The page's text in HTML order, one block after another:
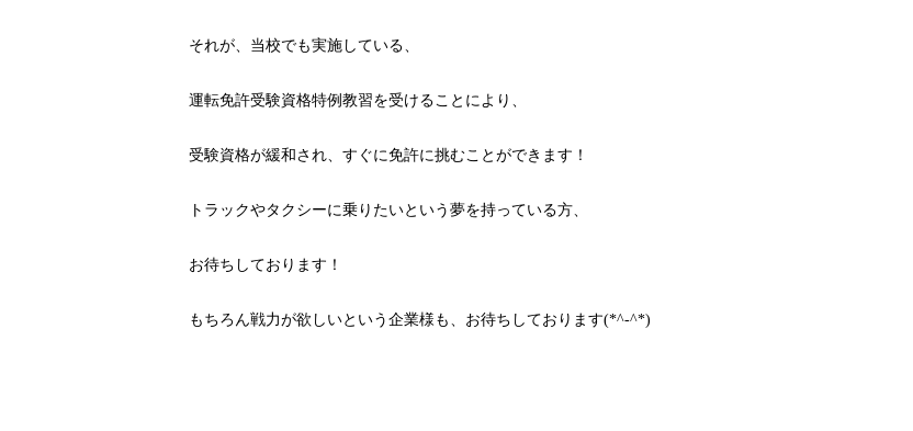
それが、当校でも実施している、
運転免許受験資格特例教習を受けることにより、
受験資格が緩和され、すぐに免許に挑むことができます！
トラックやタクシーに乗りたいという夢を持っている方、
お待ちしております！
もちろん戦力が欲しいという企業様も、お待ちしております(*^-^*)